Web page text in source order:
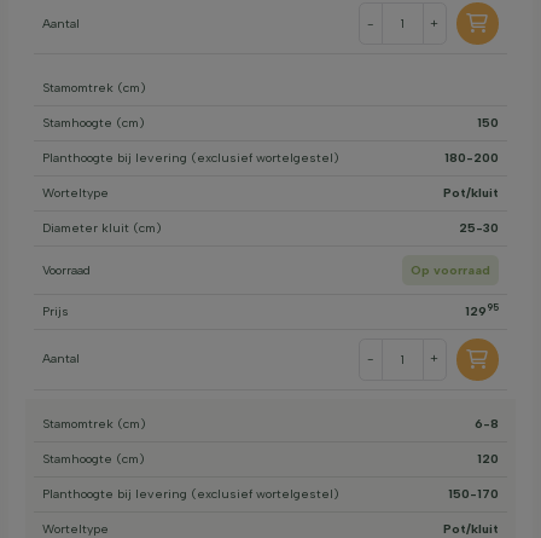
Aantal - +
Stamomtrek (cm)
Stamhoogte (cm) 150
Planthoogte bij levering (exclusief wortelgestel) 180-200
Worteltype Pot/kluit
Diameter kluit (cm) 25-30
Voorraad Op voorraad
Prijs 129 95
Aantal - +
Stamomtrek (cm) 6-8
Stamhoogte (cm) 120
Planthoogte bij levering (exclusief wortelgestel) 150-170
Worteltype Pot/kluit